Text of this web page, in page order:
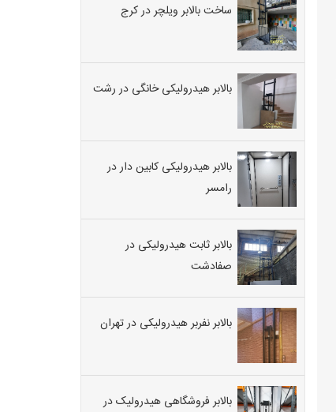
ساخت بالابر ویلچر در کرج
بالابر هیدرولیکی خانگی در رشت
بالابر هیدرولیکی کابین دار در
رامسر
بالابر ثابت هیدرولیکی در
صفادشت
بالابر نفربر هیدرولیکی در تهران
بالابر فروشگاهی هیدرولیک در